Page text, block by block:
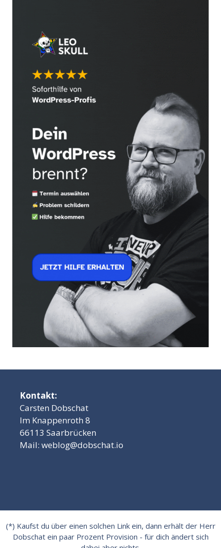
Kontakt:
Carsten Dobschat
Im Knappenroth 8
66113 Saarbrücken
Mail: weblog@dobschat.io
(*) Kaufst du über einen solchen Link ein, dann erhält der Herr
Dobschat ein paar Prozent Provision - für dich ändert sich